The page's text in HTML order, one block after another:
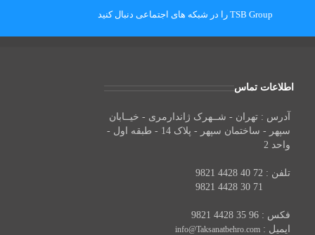
TSB Group را در شبکه های اجتماعی دنبال کنید
اطلاعات تماس
آدرس : تهران - شــهرک ژاندارمری - خیــابان
سپهر - ساختمان سپهر - پلاک 14 - طبقه اول -
واحد 2
تلفن : 72 40 4428 9821
فکس : 96 35 4428 9821
ایمیل : info@Taksanatbehro.com